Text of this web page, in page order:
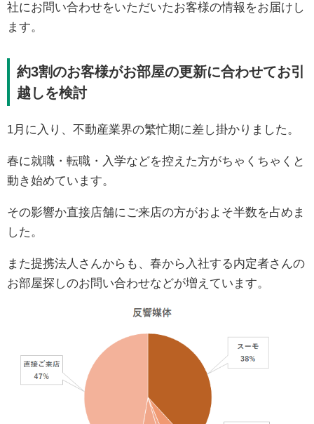
社にお問い合わせをいただいたお客様の情報をお届けし
ます。
約3割のお客様がお部屋の更新に合わせてお引
越しを検討
1月に入り、不動産業界の繁忙期に差し掛かりました。
春に就職・転職・入学などを控えた方がちゃくちゃくと
動き始めています。
その影響か直接店舗にご来店の方がおよそ半数を占めま
した。
また提携法人さんからも、春から入社する内定者さんの
お部屋探しのお問い合わせなどが増えています。